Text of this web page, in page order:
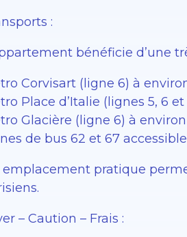
:
bénéficie d’une
Corvisart (ligne 6) à
Place d’Italie (lignes 5, 6
Glacière (ligne 6) à
de bus 62 et 67
emplacement pratique
– Caution – Frais :